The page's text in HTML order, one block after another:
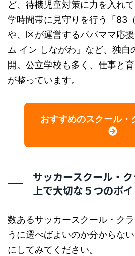
ど、待機児童対策に力を入れ
学時間帯に見守りを行う「83
や、区が運営するパパママ応
ム イン しながわ」など、独自
開。公立学校も多く、仕事と
が整っています。
おすすめのスクール・
サッカースクール・
上で大切な５つのポ
数あるサッカースクール・ク
うに選べばよいのか分からな
にしてみてください。